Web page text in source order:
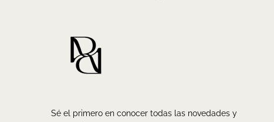
Sé el primero en conocer todas las novedades y